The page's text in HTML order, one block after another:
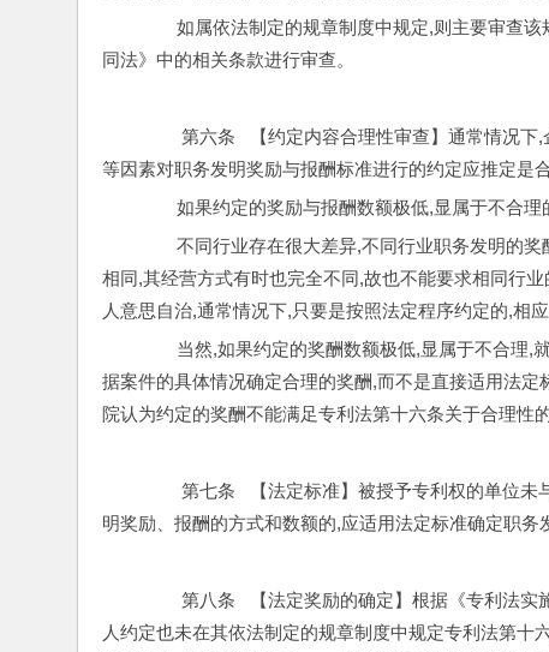
如属依法制定的规章制度中规定,则主要审查该
同法》中的相关条款进行审查。
第六条   【约定内容合理性审查】通常情况下,
等因素对职务发明奖励与报酬标准进行的约定应推定是合
如果约定的奖励与报酬数额极低,显属于不合理
不同行业存在很大差异,不同行业职务发明的奖
相同,其经营方式有时也完全不同,故也不能要求相同行
人意思自治,通常情况下,只要是按照法定程序约定的,相
当然,如果约定的奖酬数额极低,显属于不合理,就
据案件的具体情况确定合理的奖酬,而不是直接适用法
院认为约定的奖酬不能满足专利法第十六条关于合理性
第七条   【法定标准】被授予专利权的单位未
明奖励、报酬的方式和数额的,应适用法定标准确定职务
第八条   【法定奖励的确定】根据《专利法实
人约定也未在其依法制定的规章制度中规定专利法第